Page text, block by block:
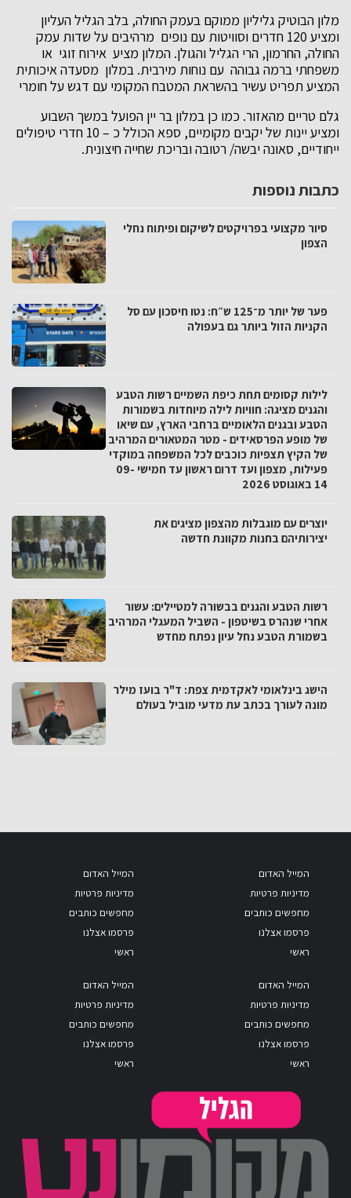
מלון הבוטיק גליליון ממוקם בעמק החולה, בלב הגליל העליון
ומציע 120 חדרים וסוויטות עם נופים מרהיבים על שדות עמק
החולה, החרמון, הרי הגליל והגולן. המלון מציע אירוח זוגי או
משפחתי ברמה גבוהה עם נוחות מירבית. במלון מסעדה איכותית
המציע תפריט עשיר בהשראת המטבח המקומי עם דגש על חומרי
גלם טריים מהאזור. כמו כן במלון בר יין הפועל במשך השבוע
ומציע יינות של יקבים מקומיים, ספא הכולל כ – 10 חדרי טיפולים
ייחודיים, סאונה יבשה/ רטובה ובריכת שחייה חיצונית.
כתבות נוספות
סיור מקצועי בפרויקטים לשיקום ופיתוח נחלי
הצפון
פער של יותר מ־125 ש״ח: נטו חיסכון עם סל
הקניות הזול ביותר גם בעפולה
לילות קסומים תחת כיפת השמיים רשות הטבע
והגנים מציגה: חוויות לילה מיוחדות בשמורות
הטבע ובגנים הלאומיים ברחבי הארץ, עם שיאו
של מופע הפרסאידים - מטר המטאורים המרהיב
של הקיץ תצפיות כוכבים לכל המשפחה במוקדי
פעילות, מצפון ועד דרום ראשון עד חמישי 09-
14 באוגוסט 2026
יוצרים עם מוגבלות מהצפון מציגים את
יצירותיהם בחנות מקוונת חדשה
רשות הטבע והגנים בבשורה למטיילים: עשור
אחרי שנהרס בשיטפון - השביל המעגלי המרהיב
בשמורת הטבע נחל עיון נפתח מחדש
הישג בינלאומי לאקדמית צפת: ד"ר בועז מילר
מונה לעורך בכתב עת מדעי מוביל בעולם
המייל האדום
מדיניות פרטיות
מחפשים כותבים
פרסמו אצלנו
ראשי
המייל האדום
מדיניות פרטיות
מחפשים כותבים
פרסמו אצלנו
ראשי
המייל האדום
מדיניות פרטיות
מחפשים כותבים
פרסמו אצלנו
ראשי
המייל האדום
מדיניות פרטיות
מחפשים כותבים
פרסמו אצלנו
ראשי